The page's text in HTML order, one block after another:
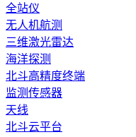
全站仪
无人机航测
三维激光雷达
海洋探测
北斗高精度终端
监测传感器
天线
北斗云平台